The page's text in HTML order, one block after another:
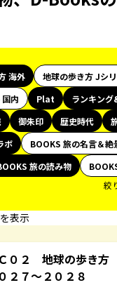
海外
地球の歩き方 Jシリ
内 Plat
ランキング
御朱印 歴史時代
ボ
BOOKS 旅の名言＆絶
旅の読み物
絞
表示
Ｃ０２ 地球の歩き
０２７～２０２８